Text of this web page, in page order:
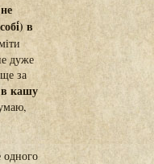
в
дуже
за
в кашу